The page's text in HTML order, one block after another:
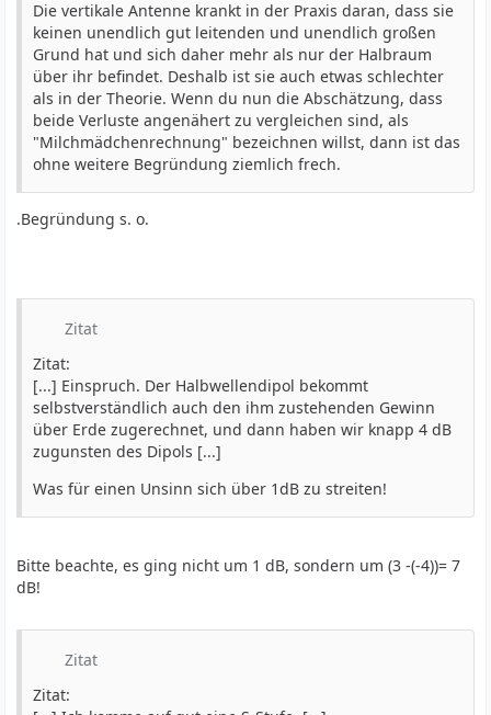
Die vertikale Antenne krankt in der Praxis daran, dass sie
keinen unendlich gut leitenden und unendlich großen
Grund hat und sich daher mehr als nur der Halbraum
über ihr befindet. Deshalb ist sie auch etwas schlechter
als in der Theorie. Wenn du nun die Abschätzung, dass
beide Verluste angenähert zu vergleichen sind, als
"Milchmädchenrechnung" bezeichnen willst, dann ist das
ohne weitere Begründung ziemlich frech.
.Begründung s. o.
Zitat
Zitat:
[...] Einspruch. Der Halbwellendipol bekommt
selbstverständlich auch den ihm zustehenden Gewinn
über Erde zugerechnet, und dann haben wir knapp 4 dB
zugunsten des Dipols [...]
Was für einen Unsinn sich über 1dB zu streiten!
Bitte beachte, es ging nicht um 1 dB, sondern um (3 -(-4))= 7
dB!
Zitat
Zitat: